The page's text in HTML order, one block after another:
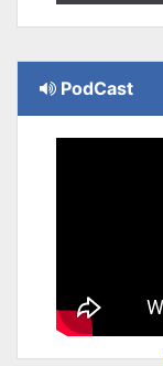
PodCast